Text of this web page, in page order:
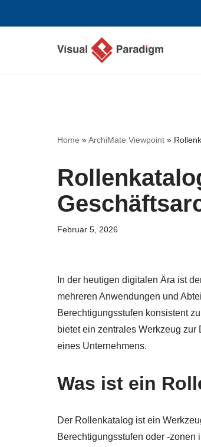
Home »ArchiMate Viewpoint »
Februar 5, 2026
In der heutigen digitalen Ära ist
mehreren Anwendungen und
Berechtigungsstufen konsistent
bietet ein zentrales Werkzeug
eines Unternehmens.
Was ist ein
Der Rollenkatalog ist ein
Berechtigungsstufen oder -